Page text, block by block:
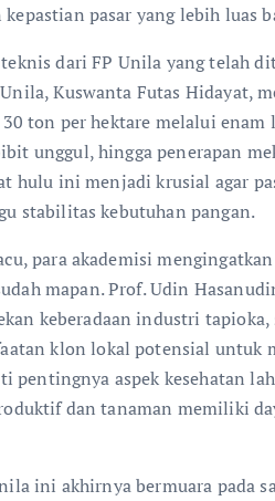
pasar yang lebih luas
dari FP Unila yang telah
Kuswanta Futas Hidayat,
ton per hektare melalui enam
unggul, hingga penerapan
hulu ini menjadi krusial agar
stabilitas kebutuhan pangan.
para akademisi
mapan. Prof. Udin
keberadaan industri tapioka,
klon lokal potensial untuk
pentingnya aspek kesehatan
dan tanaman memiliki
ini akhirnya bermuara pada